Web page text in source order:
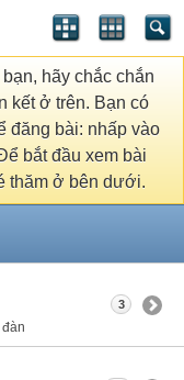
hãy chắc chắn
kết ở trên. Bạn có
đăng bài: nhấp vào
bắt đầu xem bài
thăm ở bên dưới.
3